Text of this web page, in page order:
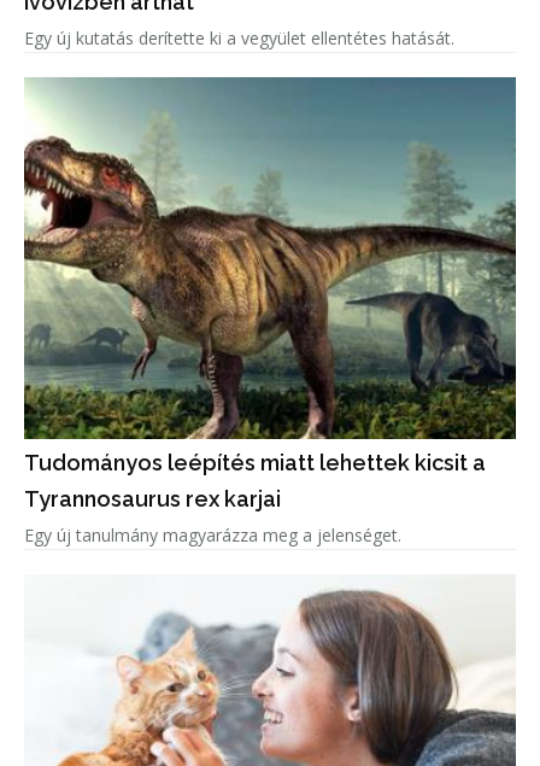
Egy új kutatás derítette ki a vegyület ellentétes hatását.
Tudományos leépítés miatt lehettek kicsit a
Tyrannosaurus rex karjai
Egy új tanulmány magyarázza meg a jelenséget.